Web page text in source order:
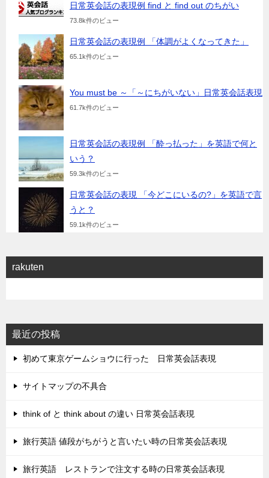
日常英会話の表現例 find と find out のちがい
73.8k件のビュー
日常英会話の表現例 「体調がよくなってきた」
65.1k件のビュー
You must be ～「～にちがいない」日常英会話表現
61.7k件のビュー
日常英会話の表現例 「酔っ払った」を英語で何と
いう？
59.3k件のビュー
日常英会話の表現 「今どこにいるの?」を英語で言
うと？
59.1k件のビュー
rakuten
最近の投稿
初めて東京ゲームショウに行った 日常英会話表現
サイトマップの不具合
think of と think about の違い 日常英会話表現
旅行英語 値段がちがうと言いたい時の日常英会話表現
旅行英語 レストランで注文する時の日常英会話表現